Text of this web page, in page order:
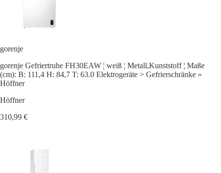
gorenje
gorenje Gefriertruhe FH30EAW ¦ weiß ¦ Metall,Kunststoff ¦ Maße
(cm): B: 111,4 H: 84,7 T: 63.0 Elektrogeräte > Gefrierschränke »
Höffner
Höffner
310,99 €